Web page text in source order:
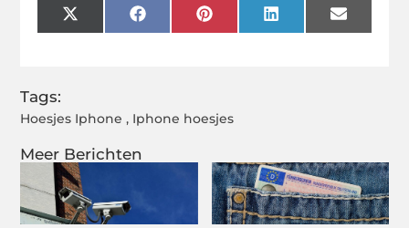
Meer Berichten
X
(Twitter)
FacebookPinterestLinkedInEmail
Tags:
Hoesjes Iphone , Iphone hoesjes